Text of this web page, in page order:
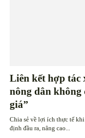
Liên kết hợp tác
nông dân không
giá”
Chia sẻ về lợi ích thực tế
định đầu ra, nâng cao...